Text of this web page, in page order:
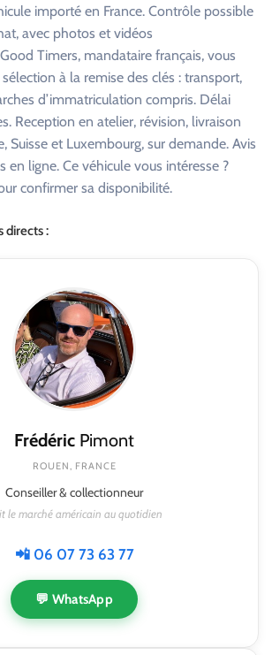
importé en France. Contrôle possible
avec photos et vidéos
Timers, mandataire français, vous
à la remise des clés : transport,
d’immatriculation compris. Délai
Reception en atelier, révision, livraison
Suisse et Luxembourg, sur demande. Avis
en ligne. Ce véhicule vous intéresse ?
confirmer sa disponibilité.
directs :
Frédéric Pimont
ROUEN, FRANCE
Conseiller & collectionneur
le marché américain au quotidien
📲 06 07 73 63 77
💬 WhatsApp